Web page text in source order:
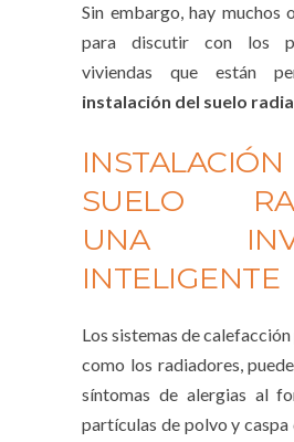
Sin embargo, hay muchos
para discutir con los
viviendas que están
instalación del suelo
SUELO
UNA
INTELIGENTE
Los sistemas de
como los radiadores,
síntomas de alergias al
partículas de polvo y caspa